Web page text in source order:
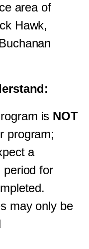
area of
Hawk,
is NOT
program;
a
period for
may only be